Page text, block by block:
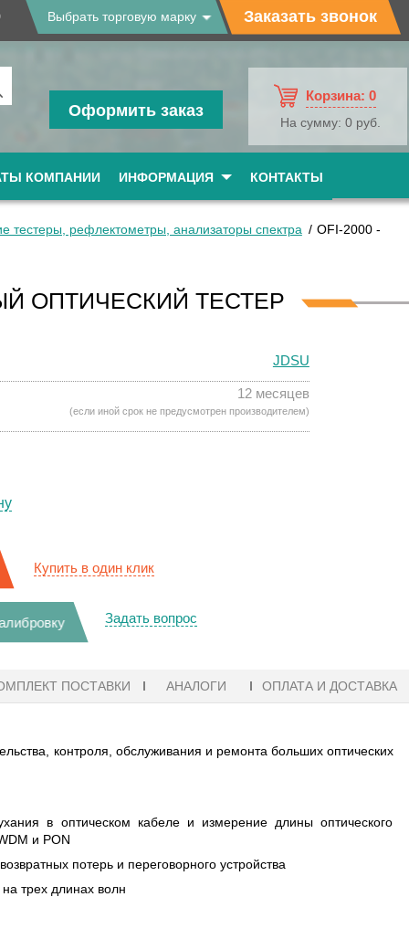
Выбрать торговую марку Заказать звонок
Оформить заказ
Корзина: 0
На сумму: 0 руб.
КОМПАНИИ ИНФОРМАЦИЯ КОНТАКТЫ
тестеры, рефлектометры, анализаторы спектра
OFI-2000 -
ОПТИЧЕСКИЙ ТЕСТЕР
JDSU
12 месяцев
(если иной срок не предусмотрен производителем)
Купить в один клик
Задать вопрос
ПОСТАВКИ АНАЛОГИ ОПЛАТА И ДОСТАВКА
контроля, обслуживания и ремонта больших оптических
в оптическом кабеле и измерение длины оптического
и PON
потерь и переговорного устройства
трех длинах волн